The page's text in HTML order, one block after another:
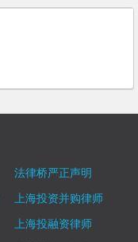
法律桥严正声明
上海投资并购律师
上海投融资律师